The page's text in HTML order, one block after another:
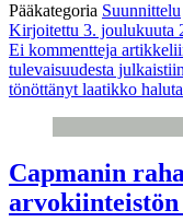
Pääkategoria Suunnittelu
Kirjoitettu 3. joulukuuta
Ei kommentteja
tulevaisuudesta
tönöttänyt laatikko
Capmanin
arvokiinteistön